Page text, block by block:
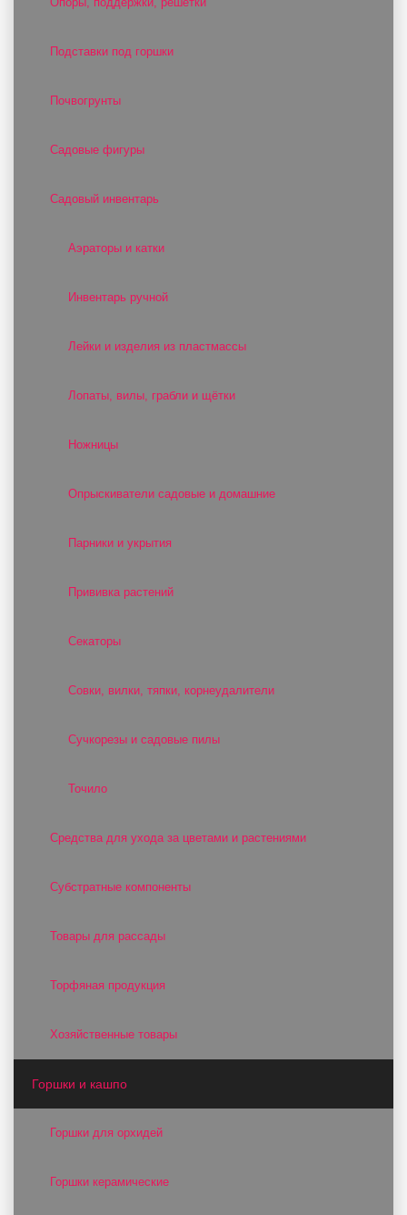
Подставки под горшки
Почвогрунты
Садовые фигуры
Садовый инвентарь
Аэраторы и катки
Инвентарь ручной
Лейки и изделия из пластмассы
Лопаты, вилы, грабли и щётки
Ножницы
Опрыскиватели садовые и домашние
Парники и укрытия
Прививка растений
Секаторы
Совки, вилки, тяпки, корнеудалители
Сучкорезы и садовые пилы
Точило
Средства для ухода за цветами и растениями
Субстратные компоненты
Товары для рассады
Торфяная продукция
Хозяйственные товары
Горшки и кашпо
Горшки для орхидей
Горшки керамические